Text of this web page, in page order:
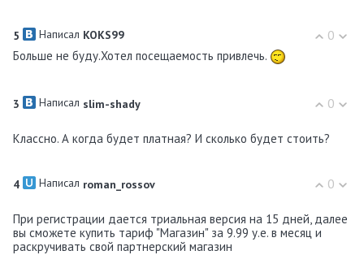
0
5 Написал KOKS99
Больше не буду.Хотел посещаемость привлечь.
0
3 Написал slim-shady
Классно. А когда будет платная? И сколько будет стоить?
0
4 Написал roman_rossov
При регистрации дается триальная версия на 15 дней, далее
вы сможете купить тариф "Магазин" за 9.99 у.е. в месяц и
раскручивать свой партнерский магазин